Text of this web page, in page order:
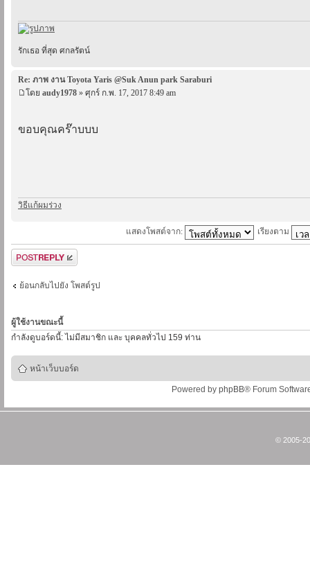
รักเธอ ที่สุด ศกลรัตน์
Re: ภาพ งาน Toyota Yaris @Suk Anun park Saraburi
โดย audy1978 » ศุกร์ ก.พ. 17, 2017 8:49 am
ขอบคุณคร๊าบบบ
วิธีแก้ผมร่วง
แสดงโพสต์จาก: เรียงตาม
ตอบกระทู้
ย้อนกลับไปยัง โพสต์รูป
ผู้ใช้งานขณะนี้
กำลังดูบอร์ดนี้: ไม่มีสมาชิก และ บุคคลทั่วไป 159 ท่าน
หน้าเว็บบอร์ด
Powered by phpBB® Forum
© 2005-